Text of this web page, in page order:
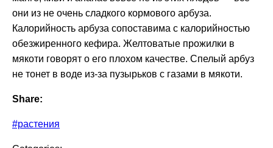
они из не очень сладкого кормового арбуза.
Калорийность арбуза сопоставима с калорийностью
обезжиренного кефира. Желтоватые прожилки в
мякоти говорят о его плохом качестве. Спелый арбуз
не тонет в воде из-за пузырьков с газами в мякоти.
Share:
#растения